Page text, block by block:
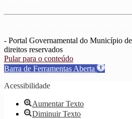
- Portal Governamental do Município
direitos reservados
Pular para o conteúdo
Barra de Ferramentas Aberta
Acessibilidade
Aumentar Texto
Diminuir Texto